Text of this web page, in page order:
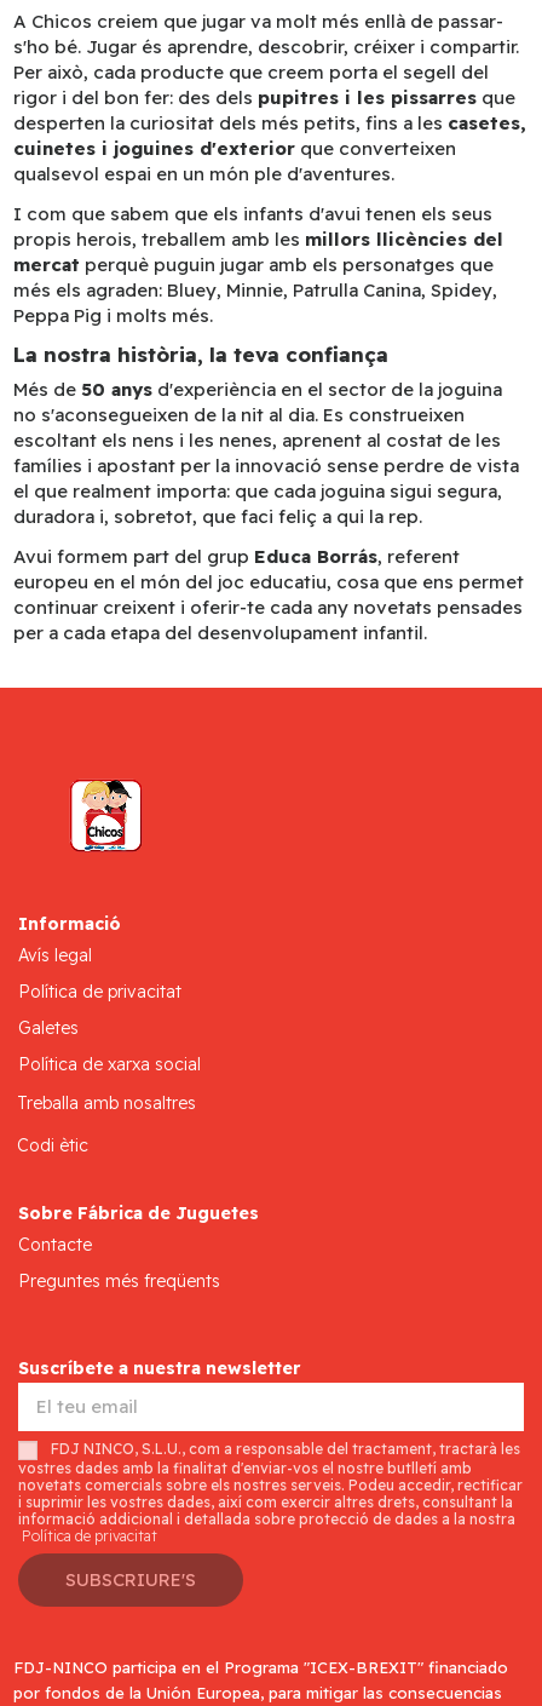
A Chicos creiem que jugar va molt més enllà de passar-
s'ho bé. Jugar és aprendre, descobrir, créixer i compartir.
Per això, cada producte que creem porta el segell del
rigor i del bon fer: des dels pupitres i les pissarres que
desperten la curiositat dels més petits, fins a les casetes,
cuinetes i joguines d'exterior que converteixen
qualsevol espai en un món ple d'aventures.
I com que sabem que els infants d'avui tenen els seus
propis herois, treballem amb les millors llicències del
mercat perquè puguin jugar amb els personatges que
més els agraden: Bluey, Minnie, Patrulla Canina, Spidey,
Peppa Pig i molts més.
La nostra història, la teva confiança
Més de 50 anys d'experiència en el sector de la joguina
no s'aconsegueixen de la nit al dia. Es construeixen
escoltant els nens i les nenes, aprenent al costat de les
famílies i apostant per la innovació sense perdre de vista
el que realment importa: que cada joguina sigui segura,
duradora i, sobretot, que faci feliç a qui la rep.
Avui formem part del grup Educa Borrás, referent
europeu en el món del joc educatiu, cosa que ens permet
continuar creixent i oferir-te cada any novetats pensades
per a cada etapa del desenvolupament infantil.
Informació
Avís legal
Política de privacitat
Galetes
Política de xarxa social
Treballa amb nosaltres
Codi ètic
Sobre Fábrica de Juguetes
Contacte
Preguntes més freqüents
Suscríbete a nuestra newsletter
FDJ NINCO, S.L.U., com a responsable del tractament, tractarà les
vostres dades amb la finalitat d'enviar-vos el nostre butlletí amb
novetats comercials sobre els nostres serveis. Podeu accedir, rectificar
i suprimir les vostres dades, així com exercir altres drets, consultant la
informació addicional i detallada sobre protecció de dades a la nostra
Política de privacitat
SUBSCRIURE'S
FDJ-NINCO participa en el Programa "ICEX-BREXIT" financiado
por fondos de la Unión Europea, para mitigar las consecuencias